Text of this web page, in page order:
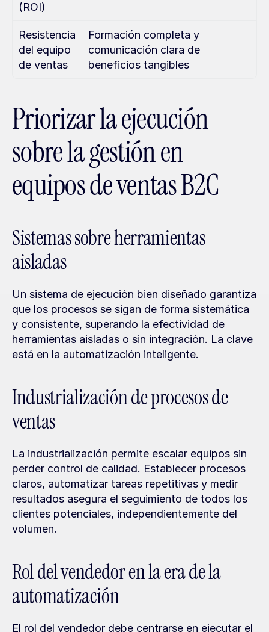
(ROI)
Resistencia
del equipo
de ventas
Formación completa y
comunicación clara de
beneficios tangibles
Priorizar la ejecución
sobre la gestión en
equipos de ventas B2C
Sistemas sobre herramientas
aisladas
Un sistema de ejecución bien diseñado garantiza
que los procesos se sigan de forma sistemática
y consistente, superando la efectividad de
herramientas aisladas o sin integración. La clave
está en la automatización inteligente.
Industrialización de procesos de
ventas
La industrialización permite escalar equipos sin
perder control de calidad. Establecer procesos
claros, automatizar tareas repetitivas y medir
resultados asegura el seguimiento de todos los
clientes potenciales, independientemente del
volumen.
Rol del vendedor en la era de la
automatización
El rol del vendedor debe centrarse en ejecutar el